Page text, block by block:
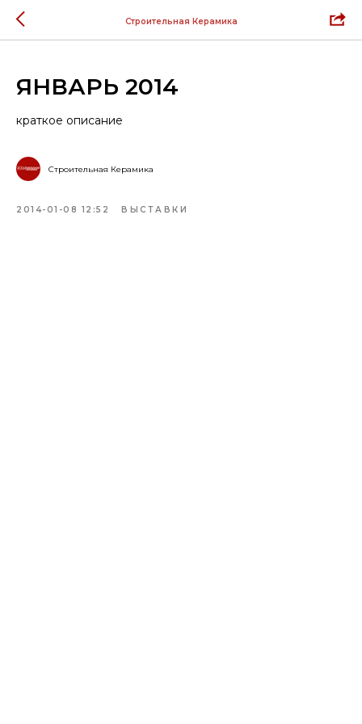
Строительная Керамика
ЯНВАРЬ 2014
краткое описание
Строительная Керамика
2014-01-08 12:52 ВЫСТАВКИ